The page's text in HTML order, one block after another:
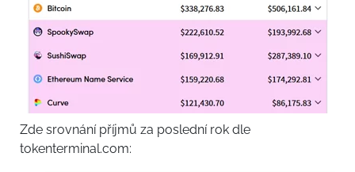
Zde srovnání příjmů za poslední rok dle
tokenterminal.com: